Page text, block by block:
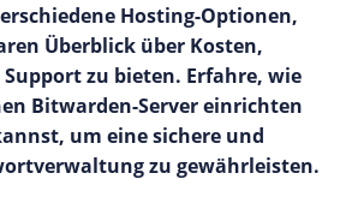
Hosting-Optionen,
Überblick über Kosten,
zu bieten. Erfahre, wie
Bitwarden-Server einrichten
um eine sichere und
zu gewährleisten.